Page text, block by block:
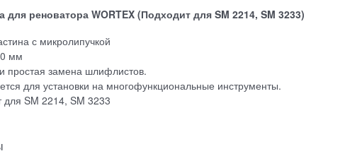
реноватора WORTEX (Подходит для SM 2214, SM 3233)
с микролипучкой
мм
простая замена шлифлистов.
для установки на многофункциональные инструменты.
для SM 2214, SM 3233